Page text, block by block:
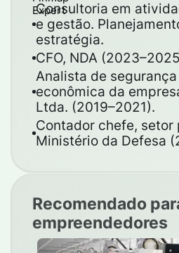
Consultoria em
e gestão.
estratégia.
CFO, NDA
Analista de
econômica da
Ltda. (2019–2021).
Contador chefe, setor
Ministério da Defesa
Recomendado
empreendedores